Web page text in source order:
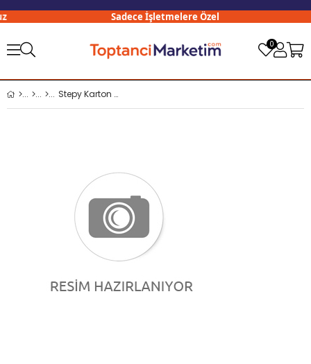
Sadece İşletmelere Özel
0
Stepy Karton Bardak 7 Oz 25 li